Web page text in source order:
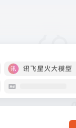
讯飞星火大模型